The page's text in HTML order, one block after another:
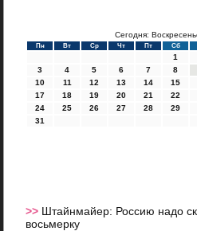
Сегодня:
Пн Вт Ср Чт Пт Сб
1
3
4 5 6 7 8
10
11 12 13 14 15
17
18 19 20 21 22
24
25 26 27 28 29
31
>> Штайнмайер: Россию надо
восьмерку